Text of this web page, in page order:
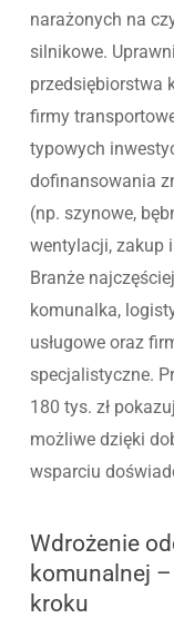
narażonych na
silnikowe.
przedsiębiorstwa
firmy
typowych
dofinansowania
(np. szynowe,
wentylacji, zakup
Branże
komunalka,
usługowe oraz
specjalistyczne.
180 tys. zł
możliwe dzięki
wsparciu
Wdrożenie
komunalnej
kroku